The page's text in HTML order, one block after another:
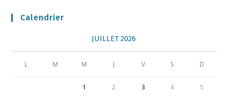
Calendrier
JUILLET 2026
L M M J V S D
1 2 3 4 5